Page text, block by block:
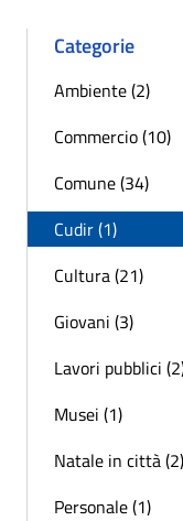
Categorie
Ambiente (2)
Commercio (10)
Comune (34)
Cudir (1)
Cultura (21)
Giovani (3)
Lavori pubblici
Musei (1)
Natale in città (2)
Personale (1)